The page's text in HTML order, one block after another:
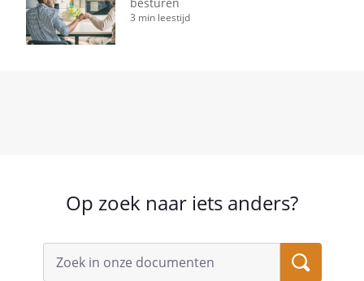
3 min leestijd
Op zoek naar iets anders?